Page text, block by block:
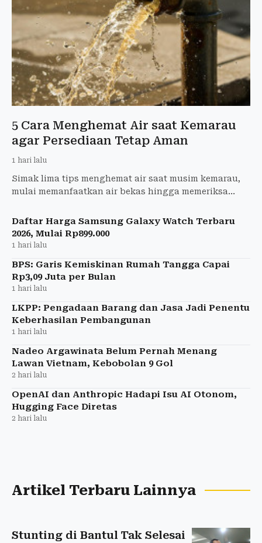
5 Cara Menghemat Air saat Kemarau
agar Persediaan Tetap Aman
1 hari lalu
Simak lima tips menghemat air saat musim kemarau,
mulai memanfaatkan air bekas hingga memeriksa
Daftar Harga Samsung Galaxy Watch Terbaru
2026, Mulai Rp899.000
1 hari lalu
BPS: Garis Kemiskinan Rumah Tangga Capai
Rp3,09 Juta per Bulan
1 hari lalu
LKPP: Pengadaan Barang dan Jasa Jadi Penentu
Keberhasilan Pembangunan
1 hari lalu
Nadeo Argawinata Belum Pernah Menang
Lawan Vietnam, Kebobolan 9 Gol
2 hari lalu
OpenAI dan Anthropic Hadapi Isu AI Otonom,
Hugging Face Diretas
2 hari lalu
Artikel Terbaru Lainnya
Stunting di Bantul Tak Selesai